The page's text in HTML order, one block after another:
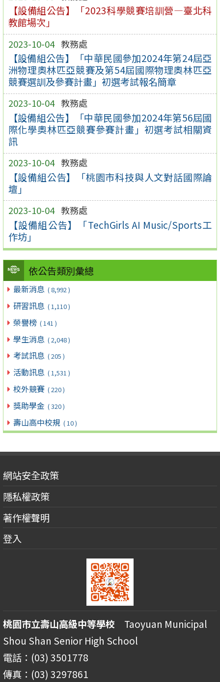
【設備組公告】「2023科學競賽培訓營—臺北科
教館場次」
2023-10-04 教務處
【設備組公告】「中華民國參加2024年第24屆亞
洲物理奧林匹亞競賽及第54屆國際物理奧林匹亞
競賽選訓及參賽計畫」初選考試報名簡章
2023-10-04 教務處
【設備組公告】「中華民國參加2024年第56屆國
際化學奧林匹亞競賽參賽計畫」初選考試相關資
訊
2023-10-04 教務處
【設備組公告】「桃園市科技與人文對話國際論
壇」
2023-10-04 教務處
【設備組公告】「TechGirls AI Music/Sports工
作坊」
依公告類別彙總
最新消息 ( 8,992 )
研習訊息 ( 1,110 )
榮譽榜 ( 141 )
學生消息 ( 2,048 )
考試訊息 ( 205 )
活動訊息 ( 1,531 )
校外競賽 ( 220 )
獎助學金 ( 320 )
壽山高中校規 ( 10 )
網站安全政策
隱私權政策
著作權聲明
登入
桃園市立壽山高級中等學校 Taoyuan Municipal
Shou Shan Senior High School
電話：(03) 3501778
傳真：(03) 3297861